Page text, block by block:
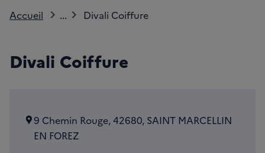
Accueil ... Divali Coiffure
Divali Coiffure
9 Chemin Rouge, 42680, SAINT MARCELLIN
EN FOREZ